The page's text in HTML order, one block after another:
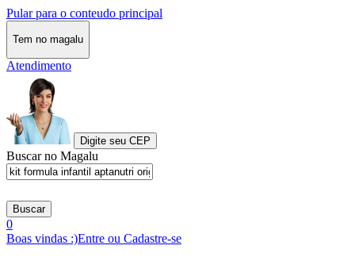
Pular para o conteudo principal
Tem no magalu
Atendimento
Digite seu CEP
Buscar no Magalu
Buscar
0
Boas vindas :)Entre ou Cadastre-se